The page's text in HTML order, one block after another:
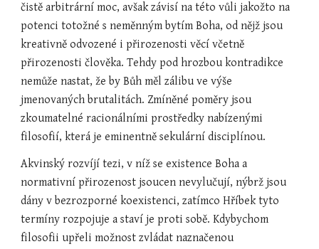
čistě arbitrární moc, avšak závisí na této vůli jakožto na
potenci totožné s neměnným bytím Boha, od nějž jsou
kreativně odvozené i přirozenosti věcí včetně
přirozenosti člověka. Tehdy pod hrozbou kontradikce
nemůže nastat, že by Bůh měl zálibu ve výše
jmenovaných brutalitách. Zmíněné poměry jsou
zkoumatelné racionálními prostředky nabízenými
filosofií, která je eminentně sekulární disciplínou.
Akvinský rozvíjí tezi, v níž se existence Boha a
normativní přirozenost jsoucen nevylučují, nýbrž jsou
dány v bezrozporné koexistenci, zatímco Hříbek tyto
termíny rozpojuje a staví je proti sobě. Kdybychom
filosofii upřeli možnost zvládat naznačenou